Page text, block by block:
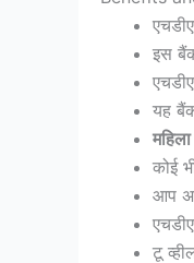
इस
यह
कोई
आप
टू